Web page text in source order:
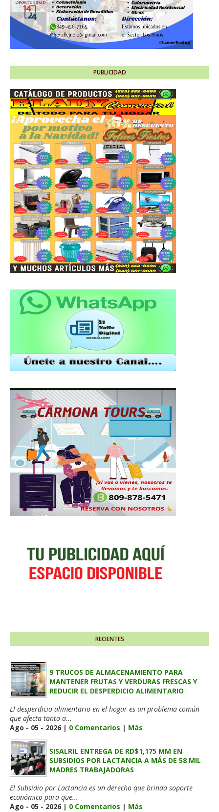
PUBLICIDAD
RECIENTES
9 TRUCOS DE ALMACENAMIENTO PARA
MANTENER FRUTAS Y VERDURAS FRESCAS Y
REDUCIR EL DESPERDICIO ALIMENTARIO
El desperdicio alimentario en el hogar es un problema común
que afecta tanto a...
Ago - 05 - 2026 | 0 Comentarios | Más
SISALRIL ENTREGA DE RD$1,175 MM EN
SUBSIDIOS POR LACTANCIA A MÁS DE 58 MIL
MADRES TRABAJADORAS
El Subsidio por Lactancia es un derecho que brinda soporte
económico para que...
Ago - 05 - 2026 | 0 Comentarios | Más